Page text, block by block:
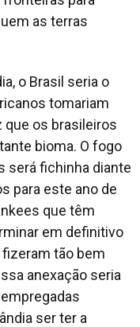
as terras
o Brasil seria o
tomariam
que os brasileiros
bioma. O fogo
será fichinha diante
para este ano de
que têm
em definitivo
tão bem
anexação seria
ser ter a